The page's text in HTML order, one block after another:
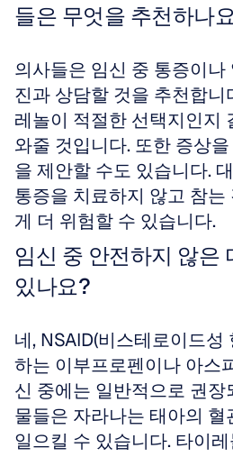
들은 무엇을 추천하나
의사들은 임신 중 통증이
진과 상담할 것을 추천합니
레놀이 적절한 선택지인지
와줄 것입니다. 또한 증상
을 제안할 수도 있습니다.
통증을 치료하지 않고 참는
게 더 위험할 수 있습니다.
임신 중 안전하지 않은
있나요?
네, NSAID(비스테로이드성
하는 이부프로펜이나 아스
신 중에는 일반적으로 권
물들은 자라나는 태아의
일으킬 수 있습니다. 타이